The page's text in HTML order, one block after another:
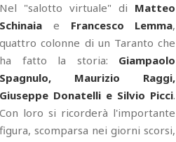
Nel "salotto virtuale" di Matteo
Schinaia e Francesco Lemma,
quattro colonne di un Taranto che
ha fatto la storia: Giampaolo
Spagnulo, Maurizio Raggi,
Giuseppe Donatelli e Silvio Picci.
Con loro si ricorderà l'importante
figura, scomparsa nei giorni scorsi,